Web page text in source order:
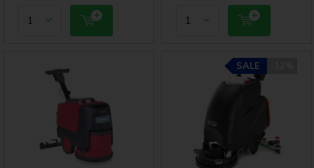
SALE
SALE